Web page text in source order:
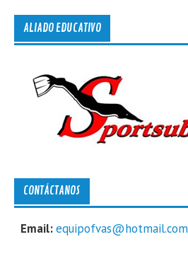
ALIADO EDUCATIVO
CONTÁCTANOS
Email:equipofvas@hotmail.com